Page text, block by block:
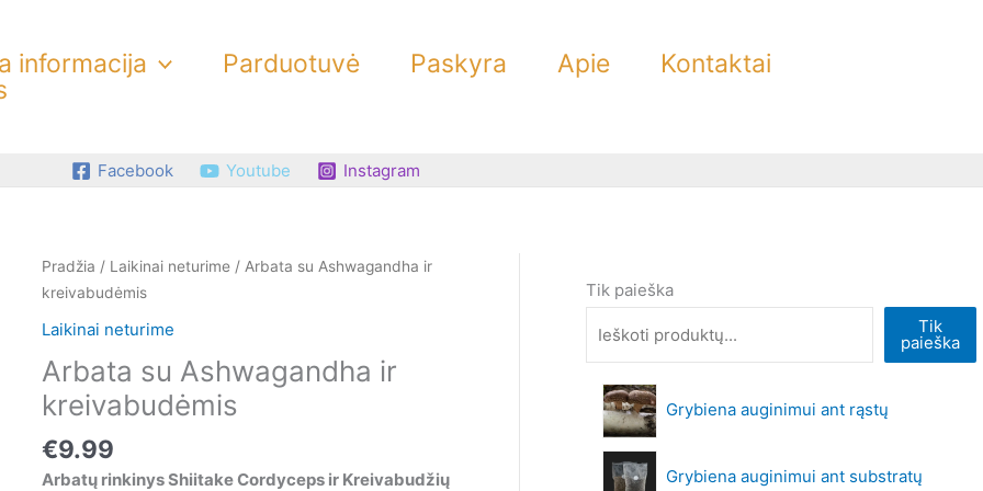
informacija Parduotuvė Paskyra Apie
Kontaktai
Facebook Youtube Instagram
Pradžia / Laikinai neturime / Arbata su Ashwagandha ir
kreivabudėmis
Laikinai neturime
Arbata su Ashwagandha ir
kreivabudėmis
€9.99
Arbatų rinkinys Shiitake Cordyceps ir Kreivabudžių
Tik paieška
Tik
paieška
Grybiena auginimui ant rąstų
Grybiena auginimui ant substratų